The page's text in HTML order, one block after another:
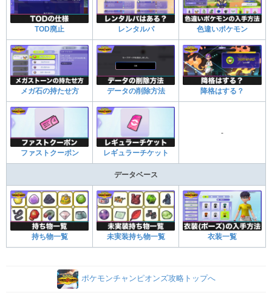
TOD廃止 レンタルパ 色違いポケモン
メガ石の持たせ方 データの削除方法 降格はする？
ファストクーポン レギュラーチケット
-
データベース
持ち物一覧 未実装持ち物一覧 衣装一覧
ポケモンチャンピオンズ攻略トップへ